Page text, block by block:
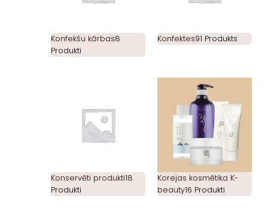
Konfekšu kārbas8
Produkti
Konfektes91 Produkts
Konservēti produkti18
Produkti
Korejas kosmētika K-
beauty16 Produkti